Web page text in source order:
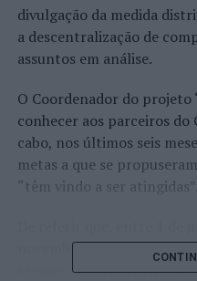
divulgação da medida
a descentralização de
assuntos em análise.
O Coordenador do projeto
conhecer aos parceiros do
cabo, nos últimos seis
metas a que se
“têm vindo a ser atingidas”.
novembro de 2022, os
sessões, onde